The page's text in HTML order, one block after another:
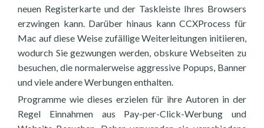
neuen Registerkarte und der Taskleiste Ihres Browsers
erzwingen kann. Darüber hinaus kann CCXProcess für
Mac auf diese Weise zufällige Weiterleitungen initiieren,
wodurch Sie gezwungen werden, obskure Webseiten zu
besuchen, die normalerweise aggressive Popups, Banner
und viele andere Werbungen enthalten.
Programme wie dieses erzielen für ihre Autoren in der
Regel Einnahmen aus Pay-per-Click-Werbung und